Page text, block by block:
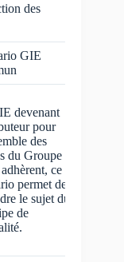
des
GIE
devenant
pour
des
du Groupe
ce
permet de
le sujet du
de